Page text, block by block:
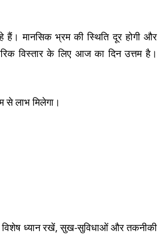
मानसिक भ्रम की स्थिति दूर होगी और
विस्तार के लिए आज का दिन उत्तम है।
से लाभ मिलेगा।
ध्यान रखें, सुख-सुविधाओं और तकनीकी